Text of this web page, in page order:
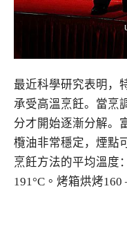
最近科學研究表明，
承受高溫烹飪。當烹
分才開始逐漸分解。
欖油非常穩定，煙點
烹飪方法的平均溫度：
191°C。 烤箱烘烤160